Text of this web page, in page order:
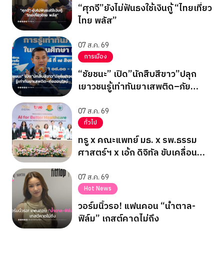
“ศุภจี”ยังไม่ฟันธงใช้เงินกู้ “ไทยเที่ยว
ไทย พลัส”
07 ส.ค. 69
การเมือง
“ชัยชนะ” เปิด”นักสืบสีขาว”ปลุก
เยาวชนรู้เท่าทันยาเสพติด–ภัย
07 ส.ค. 69
ทั่วไป
ทรู x คณะแพทย์ มธ. x รพ.ธรรม
ศาสตร์ฯ x เอ้ก ดิจิทัล ขับเคลื่อน
07 ส.ค. 69
Hot News
วอร์มนิ้วรอ! แฟนคอน “น้ำตาล-
ฟิล์ม” เกสต์คาดไม่ถึง